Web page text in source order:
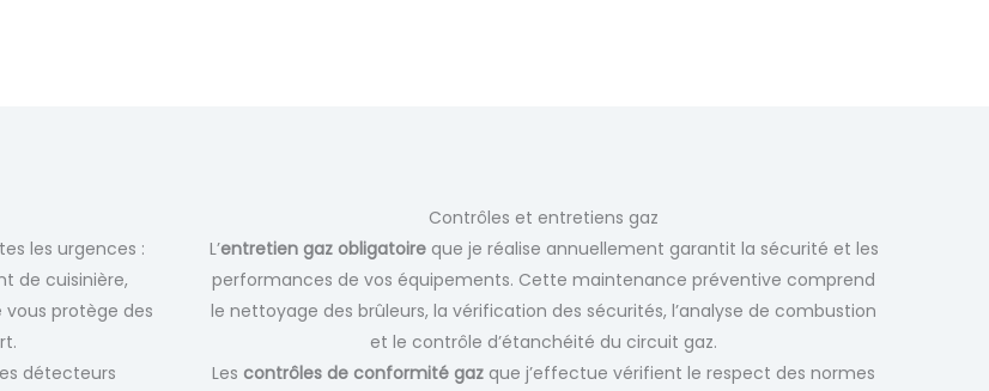
les urgences :
de cuisinière,
protège des
détecteurs
Contrôles et entretiens gaz
L’entretien gaz obligatoireque je réalise annuellement garantit la sécurité et les
performances de vos équipements. Cette maintenance préventive comprend
le nettoyage des brûleurs, la vérification des sécurités, l’analyse de combustion
et le contrôle d’étanchéité du circuit gaz.
Les contrôles de conformité gaz que j’effectue vérifient le respect des normes